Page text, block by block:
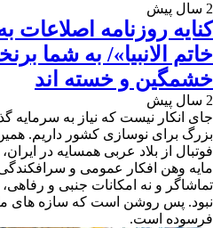
2 سال پیش
کنایه روزنامه اصلاعات
خاتم الانبیا»/ به شما
خشمگین و خسته اند
2 سال پیش
جای انکار نیست که نیاز به سرمایه
بزرگ برای نوسازی کشور داریم.
فوتبال از بلاد عربی همسایه در
مایه وهن افکار عمومی و
تماشاگر و نه امکانات جنبی و
نبود. پس روشن است که سازه های ما
فرسوده است.